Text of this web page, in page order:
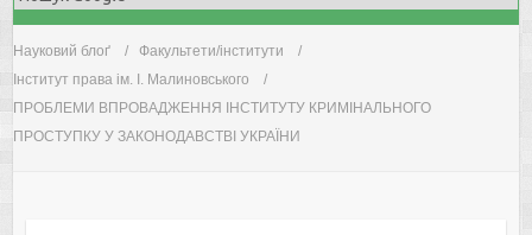
Науковий блоґ
Факультети/інститути
Інститут права ім. І. Малиновського
ПРОБЛЕМИ ВПРОВАДЖЕННЯ ІНСТИТУТУ КРИМІНАЛЬНОГО
ПРОСТУПКУ У ЗАКОНОДАВСТВІ УКРАЇНИ